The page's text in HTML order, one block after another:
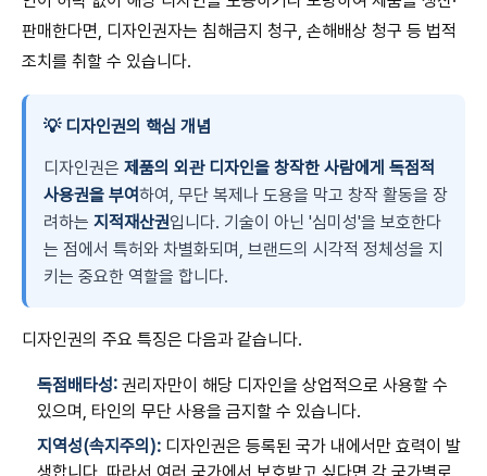
판매한다면, 디자인권자는 침해금지 청구, 손해배상 청구 등 법적
조치를 취할 수 있습니다.
💡 디자인권의 핵심 개념
디자인권은 제품의 외관 디자인을 창작한 사람에게 독점적
사용권을 부여하여, 무단 복제나 도용을 막고 창작 활동을 장
려하는 지적재산권입니다. 기술이 아닌 '심미성'을 보호한다
는 점에서 특허와 차별화되며, 브랜드의 시각적 정체성을 지
키는 중요한 역할을 합니다.
디자인권의 주요 특징은 다음과 같습니다.
독점배타성: 권리자만이 해당 디자인을 상업적으로 사용할 수
있으며, 타인의 무단 사용을 금지할 수 있습니다.
지역성(속지주의): 디자인권은 등록된 국가 내에서만 효력이 발